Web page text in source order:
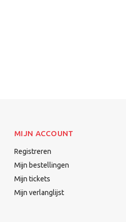
MIJN ACCOUNT
Registreren
Mijn bestellingen
Mijn tickets
Mijn verlanglijst